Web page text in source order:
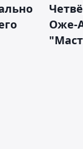
Оже-